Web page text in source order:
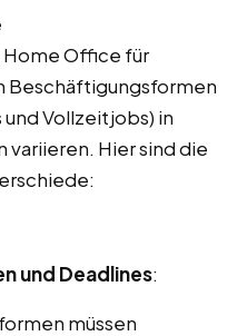
Office für
Beschäftigungsformen
Vollzeitjobs) in
variieren. Hier sind die
und Deadlines:
müssen